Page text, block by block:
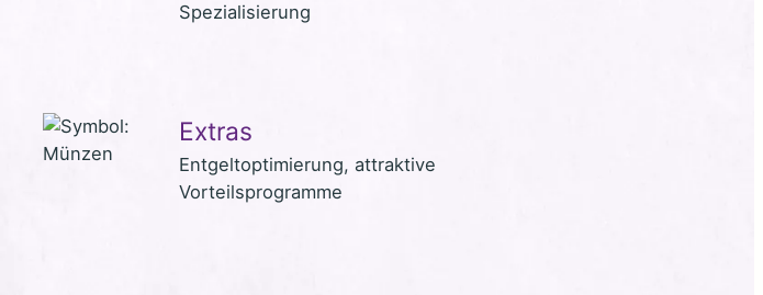
Spezialisierung
Extras
Entgeltoptimierung, attraktive
Vorteilsprogramme